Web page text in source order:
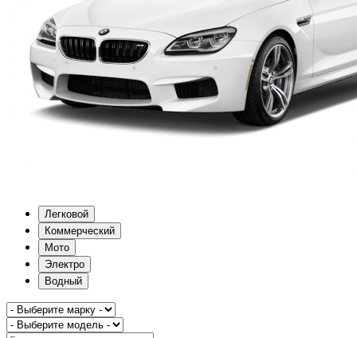
Легковой
Коммерческий
Мото
Электро
Водный